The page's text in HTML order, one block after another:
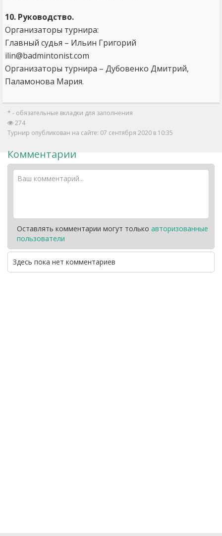
10. Руководство.
Организаторы турнира:
Главный судья – Ильин Григорий
ilin@badmintonist.com
Организаторы турнира – Дубовенко Дмитрий,
Паламонова Мария.
* - обязательные вкладки для заполнения
274
Турнир опубликован на сайте: 07 сентября 2020 в 10:35
Комментарии
Оставлять комментарии могут только авторизованные
пользователи
Здесь пока нет комментариев